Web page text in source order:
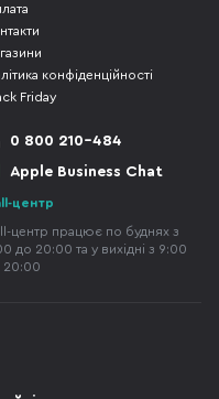
конфіденційності
Friday
0 800 210-484
Apple Business Chat
центр
центр працює по буднях з
до 20:00 та у вихідні з 9:00
20:00